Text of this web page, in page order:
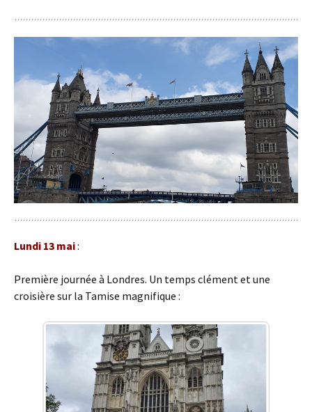
Lundi 13 mai:
Première journée à Londres. Un temps clément et une
croisière sur la Tamise magnifique :